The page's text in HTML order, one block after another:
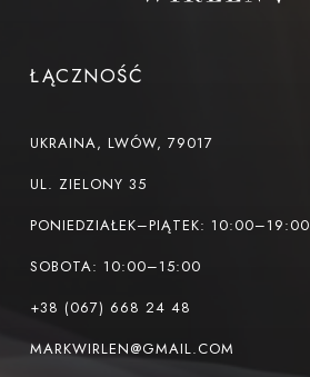
ŁĄCZNOŚĆ
UKRAINA, LWÓW, 79017
UL. ZIELONY 35
PONIEDZIAŁEK–PIĄTEK: 10:00–19:00
SOBOTA: 10:00–15:00
+38 (067) 668 24 48
MARKWIRLEN@GMAIL.COM